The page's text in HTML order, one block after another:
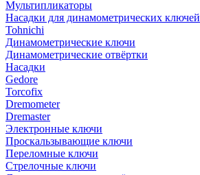
Мультипликаторы
Насадки для динамометрических ключей
Tohnichi
Динамометрические ключи
Динамометрические отвёртки
Насадки
Gedore
Torcofix
Dremometer
Dremaster
Электронные ключи
Проскальзывающие ключи
Переломные ключи
Стрелочные ключи